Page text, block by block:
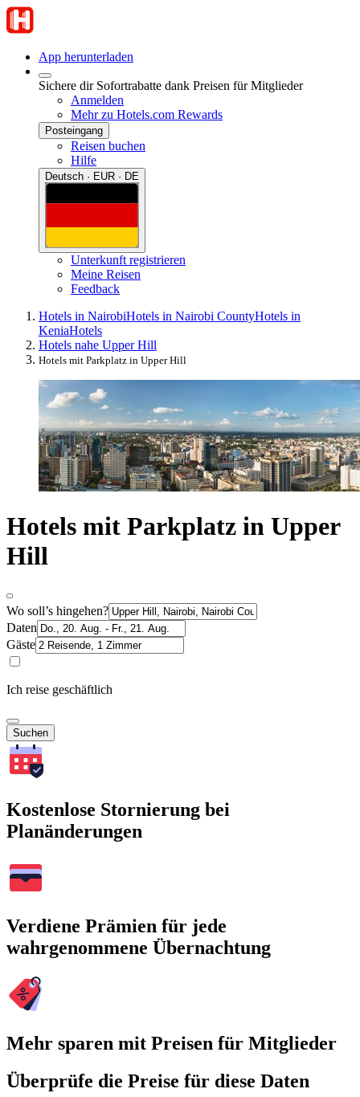
App herunterladen
Sichere dir Sofortrabatte dank Preisen für Mitglieder
Anmelden
Mehr zu Hotels.com Rewards
Posteingang
Reisen buchen
Hilfe
Deutsch · EUR · DE
Unterkunft registrieren
Meine Reisen
Feedback
Hotels in NairobiHotels in Nairobi CountyHotels in
KeniaHotels
Hotels nahe Upper Hill
Hotels mit Parkplatz in Upper Hill
Hotels mit Parkplatz in Upper
Hill
Wo soll’s hingehen?
Daten
Gäste
Ich reise geschäftlich
Suchen
Kostenlose Stornierung bei
Planänderungen
Verdiene Prämien für jede
wahrgenommene Übernachtung
Mehr sparen mit Preisen für Mitglieder
Überprüfe die Preise für diese Daten